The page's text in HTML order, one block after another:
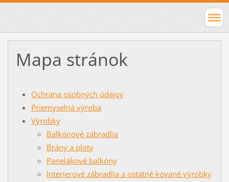
Mapa stránok
Ochrana osobných údajov
Priemyselná výroba
Výrobky
Balkónové zábradlia
Brány a ploty
Panelákové balkóny
Interierové zábradlia a ostatné kované výrobky